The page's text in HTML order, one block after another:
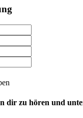
dir zu hören und